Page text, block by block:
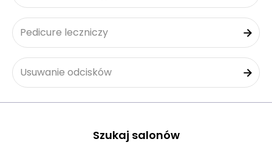
Pedicure leczniczy
Usuwanie odcisków
Szukaj salonów